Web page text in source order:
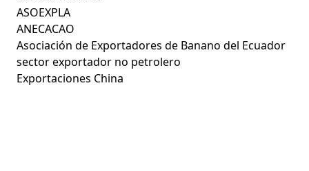
ASOEXPLA
ANECACAO
Asociación de Exportadores de Banano del Ecuador
sector exportador no petrolero
Exportaciones China